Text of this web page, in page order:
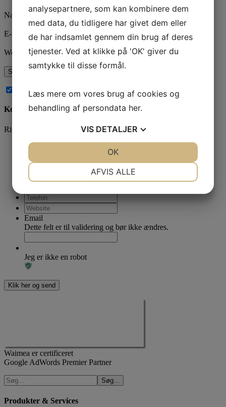
Navn
E-mail *
Websted
Abonnér på nye kommentarer til dette indlæg
Kontakt os
Ring og få en snak på 78 76 10 30eller brug kontaktformularen
Navn
Email
Dette felt er til validering og bør ikke ændres.
Jeg er ikke en robot
Waimea er certificeret
Google AdWords Premier Partner
Produkter & Services
analysepartnere, som kan kombinere dem
med data, du tidligere har givet dem eller
de har indsamlet gennem din brug af deres
tjenester. Ved at klikke på 'OK' giver du
samtykke til disse formål.
Læs mere om vores brug af cookies og
behandling af persondata her.
VIS DETALJER
MARKETING
AFVIS ALLE
OK